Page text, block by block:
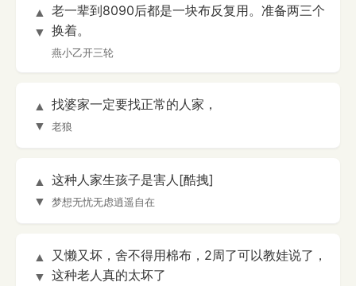
▲
▼
老一辈到8090后都是一块布反复用。准备两三个
换着。
燕小乙开三轮
▲
▼
找婆家一定要找正常的人家，
老狼
▲
▼
这种人家生孩子是害人[酷拽]
梦想无忧无虑逍遥自在
▲
▼
又懒又坏，舍不得用棉布，2周了可以教娃说了，
这种老人真的太坏了